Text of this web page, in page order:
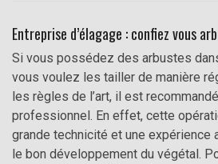
Entreprise d’élagage : confiez vous
Si vous possédez des arbustes
vous voulez les tailler de manière
les règles de l’art, il est
professionnel. En effet, cette
grande technicité et une expérience
le bon développement du végétal.